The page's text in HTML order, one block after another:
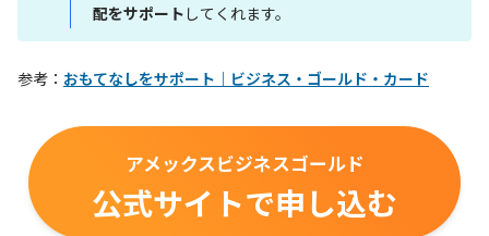
配をサポート してくれます。
参考： おもてなしをサポート｜ビジネス・ゴールド・カード
アメックスビジネスゴールド
公式サイトで申し込む